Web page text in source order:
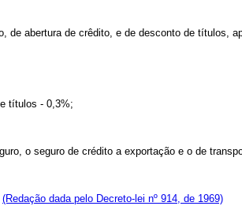
de abertura de crêdito, e de desconto de títulos,
títulos - 0,3%;
o seguro de crédito a exportação e o de
(Redação dada pelo Decreto-lei nº 914, de 1969)